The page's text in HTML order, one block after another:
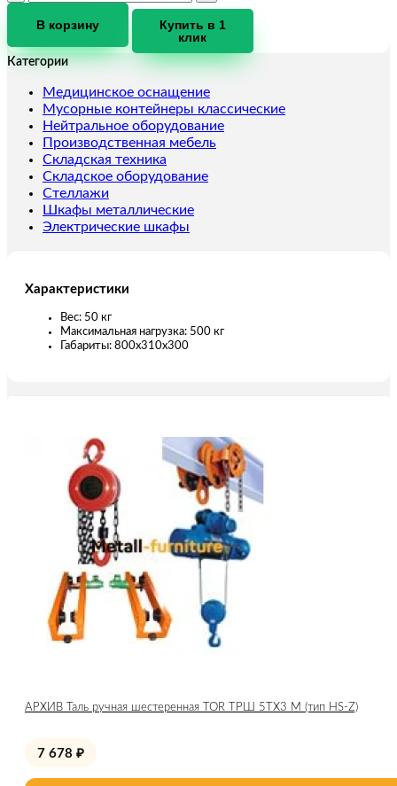
Лебедка
CD-
A
(KCD-
500
kg,
220
В)
с
канатом
70
В корзину
Купить в 1
клик
Категории
Медицинское оснащение
Мусорные контейнеры классические
Нейтральное оборудование
Производственная мебель
Складская техника
Складское оборудование
Стеллажи
Шкафы металлические
Электрические шкафы
Характеристики
Вес: 50 кг
Максимальная нагрузка: 500 кг
Габариты: 800х310х300
АРХИВ Таль ручная шестеренная TOR ТРШ 5ТХ3 М (тип HS-Z)
7 678 ₽